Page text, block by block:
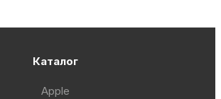
Каталог
Apple